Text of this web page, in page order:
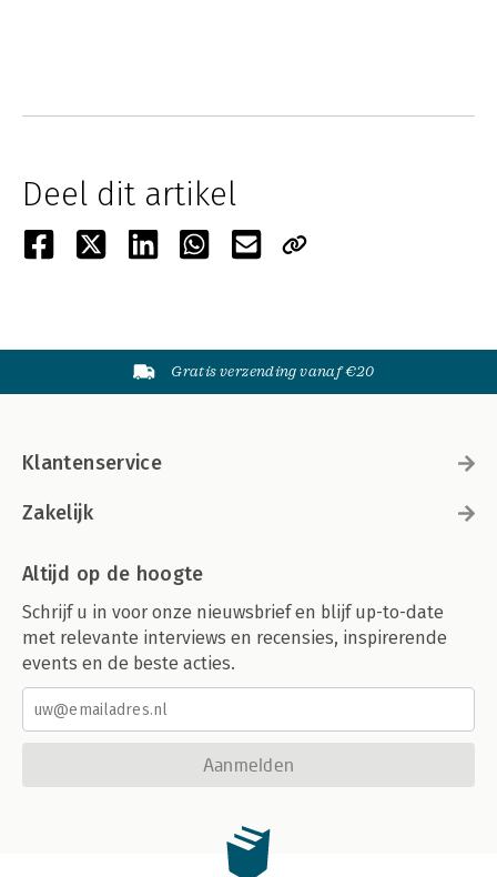
Deel dit artikel
Gratis verzending vanaf €20
Klantenservice
Zakelijk
Altijd op de hoogte
Schrijf u in voor onze nieuwsbrief en blijf up-to-date
met relevante interviews en recensies, inspirerende
events en de beste acties.
Aanmelden